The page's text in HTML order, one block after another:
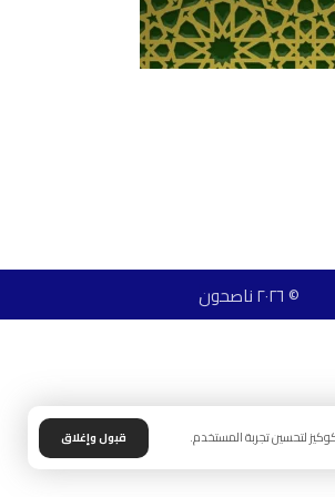
© ٢٠٢٦ ناصحون
لتحسين تجربة المستخدم. قبول وإغلاق